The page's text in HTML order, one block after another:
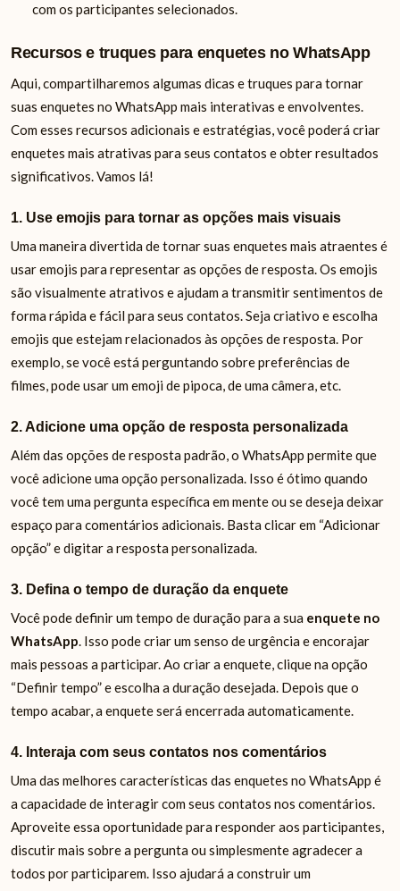
com os participantes selecionados.
Recursos e truques para enquetes no WhatsApp
Aqui, compartilharemos algumas dicas e truques para tornar
suas enquetes no WhatsApp mais interativas e envolventes.
Com esses recursos adicionais e estratégias, você poderá criar
enquetes mais atrativas para seus contatos e obter resultados
significativos. Vamos lá!
1. Use emojis para tornar as opções mais visuais
Uma maneira divertida de tornar suas enquetes mais atraentes é
usar emojis para representar as opções de resposta. Os emojis
são visualmente atrativos e ajudam a transmitir sentimentos de
forma rápida e fácil para seus contatos. Seja criativo e escolha
emojis que estejam relacionados às opções de resposta. Por
exemplo, se você está perguntando sobre preferências de
filmes, pode usar um emoji de pipoca, de uma câmera, etc.
2. Adicione uma opção de resposta personalizada
Além das opções de resposta padrão, o WhatsApp permite que
você adicione uma opção personalizada. Isso é ótimo quando
você tem uma pergunta específica em mente ou se deseja deixar
espaço para comentários adicionais. Basta clicar em “Adicionar
opção” e digitar a resposta personalizada.
3. Defina o tempo de duração da enquete
Você pode definir um tempo de duração para a sua enquete no
WhatsApp. Isso pode criar um senso de urgência e encorajar
mais pessoas a participar. Ao criar a enquete, clique na opção
“Definir tempo” e escolha a duração desejada. Depois que o
tempo acabar, a enquete será encerrada automaticamente.
4. Interaja com seus contatos nos comentários
Uma das melhores características das enquetes no WhatsApp é
a capacidade de interagir com seus contatos nos comentários.
Aproveite essa oportunidade para responder aos participantes,
discutir mais sobre a pergunta ou simplesmente agradecer a
todos por participarem. Isso ajudará a construir um